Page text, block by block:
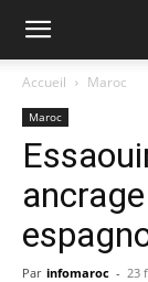
Accueil Maroc
Maroc
Par infomaroc - 23